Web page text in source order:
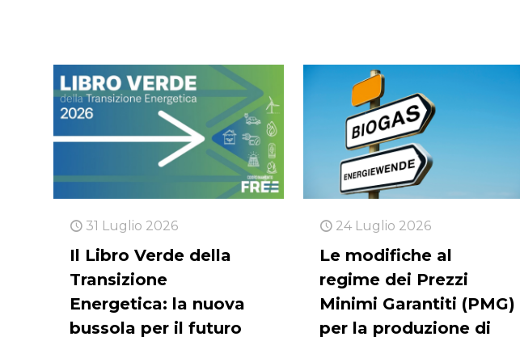
31 Luglio 2026
Il Libro Verde della
Transizione
Energetica: la nuova
bussola per il futuro
24 Luglio 2026
Le modifiche al
regime dei Prezzi
Minimi Garantiti (PMG)
per la produzione di